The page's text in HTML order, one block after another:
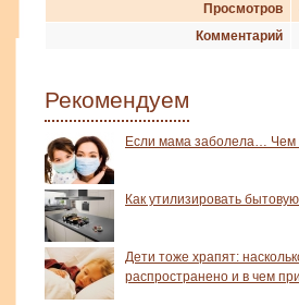
Просмотров
Комментарий
Рекомендуем
Если мама заболела… Чем
Как утилизировать
Дети тоже храпят:
распространено и в чем